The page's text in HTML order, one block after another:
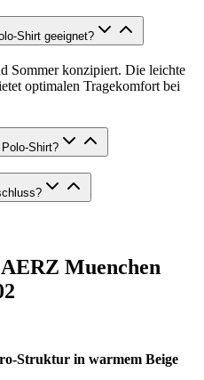
Shirt geeignet?
Sommer konzipiert. Die leichte
optimalen Tragekomfort bei
Shirt?
Muenchen
Struktur in warmem Beige